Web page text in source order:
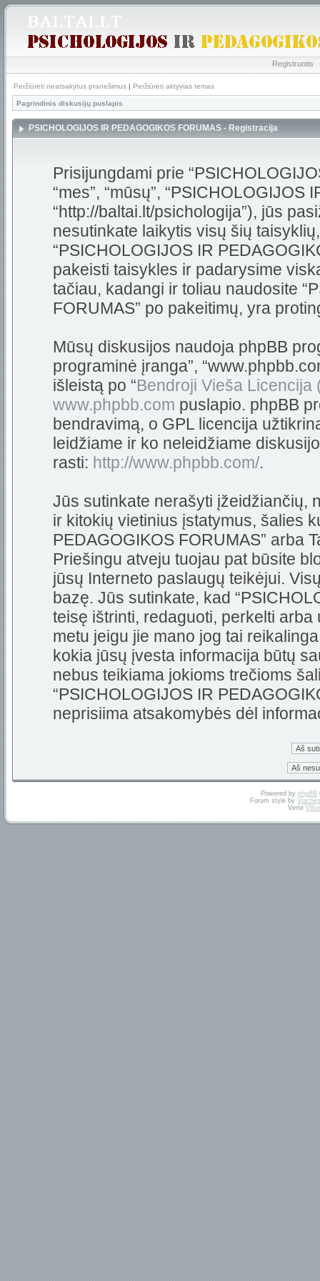
Registruotis
Peržiūrėti neatsakytus pranešimus | Peržiūrėti aktyvias temas
Pagrindinis diskusijų puslapis
PSICHOLOGIJOS IR PEDAGOGIKOS FORUMAS - Registracija
Prisijungdami prie
“mes”, “mūsų”, “PSICHOLOGIJOS
“http://baltai.lt/psichologija”), jūs
nesutinkate laikytis visų šių
“PSICHOLOGIJOS IR
pakeisti taisykles ir padarysime
tačiau, kadangi ir toliau naudosite
FORUMAS” po pakeitimų, yra
Mūsų diskusijos naudoja phpBB
programinė įranga”,
išleistą po “Bendroji Vieša Licencija
www.phpbb.com puslapio. phpBB
bendravimą, o GPL licencija
leidžiame ir ko neleidžiame
rasti: http://www.phpbb.com/.
Jūs sutinkate nerašyti įžeidžiančių,
ir kitokių vietinius įstatymus, šalies
PEDAGOGIKOS FORUMAS” arba
Priešingu atveju tuojau pat būsite
jūsų Interneto paslaugų teikėjui.
bazę. Jūs sutinkate, kad
teisę ištrinti, redaguoti, perkelti
metu jeigu jie mano jog tai
kokia jūsų įvesta informacija būtų
nebus teikiama jokioms trečioms
“PSICHOLOGIJOS IR
neprisiima atsakomybės dėl
Powered by phpBB
Forum style by
Vertė